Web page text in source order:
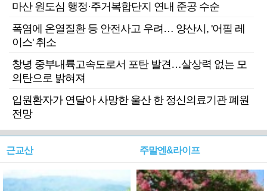
마산 원도심 행정·주거복합단지 연내 준공 수순
폭염에 온열질환 등 안전사고 우려… 양산시, '어필 레
이스' 취소
창녕 중부내륙고속도로서 포탄 발견…살상력 없는 모
의탄으로 밝혀져
입원환자가 연달아 사망한 울산 한 정신의료기관 폐원
전망
근교산 주말엔&라이프